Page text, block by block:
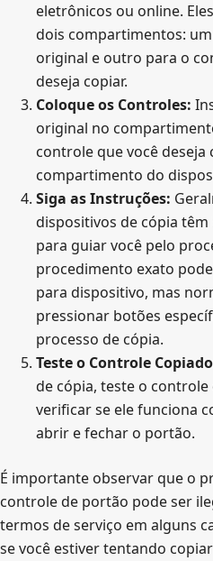
eletrônicos ou online.
dois compartimentos:
original e outro para o
deseja copiar.
Coloque os Controles:
original no
controle que você
compartimento do
Siga as Instruções:
dispositivos de cópia
para guiar você pelo
procedimento exato
para dispositivo, mas
pressionar botões
processo de cópia.
Teste o Controle
de cópia, teste o
verificar se ele funciona
abrir e fechar o portão.
É importante observar que o
controle de portão pode ser
termos de serviço em alguns
se você estiver tentando